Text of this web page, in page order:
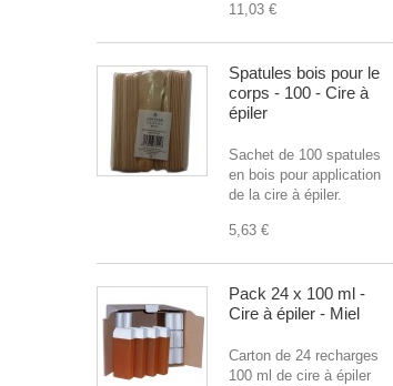
11,03 €
Spatules bois pour le
corps - 100 - Cire à
épiler
Sachet de 100 spatules
en bois pour application
de la cire à épiler.
5,63 €
Pack 24 x 100 ml -
Cire à épiler - Miel
Carton de 24 recharges
100 ml de cire à épiler